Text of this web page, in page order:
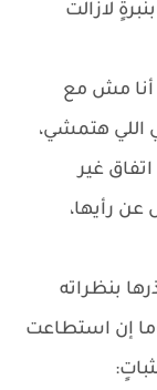
لازالت
أنا مش مع
هي اللي هتمشي،
غير
رأيها،
بنظراته
وما إن استطاعت